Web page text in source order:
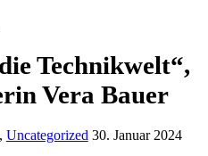
Technikwelt“,
Vera Bauer
Uncategorized 30. Januar 2024